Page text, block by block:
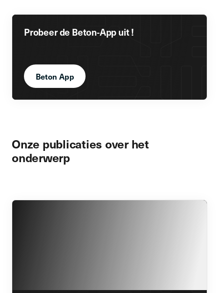
Probeer de Beton-App uit !
Beton App
Onze publicaties over het
onderwerp